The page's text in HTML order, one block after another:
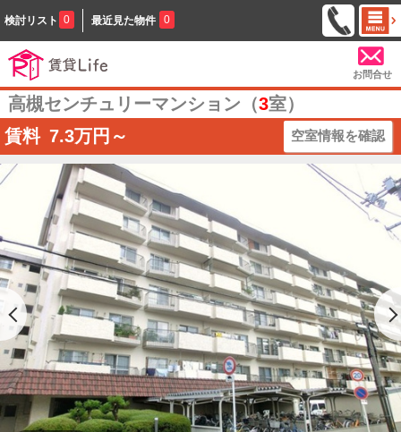
検討リスト 0 最近見た物件 0
お問合せ
高槻センチュリーマンション（3室）
賃料 7.3万円～ 空室情報を確認